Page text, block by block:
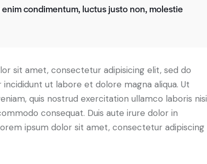
condimentum, luctus justo non, molestie
sit amet, consectetur adipisicing elit, sed do
ut labore et dolore magna aliqua. Ut
quis nostrud exercitation ullamco laboris nisi
consequat. Duis aute irure dolor in
ipsum dolor sit amet, consectetur adipiscing